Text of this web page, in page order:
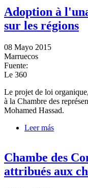
Adoption à
sur les régions
08 Mayo 2015
Marruecos
Fuente:
Le 360
Le projet de loi
à la Chambre des
Mohamed Hassad.
Leer más
Chambe des
attribués aux